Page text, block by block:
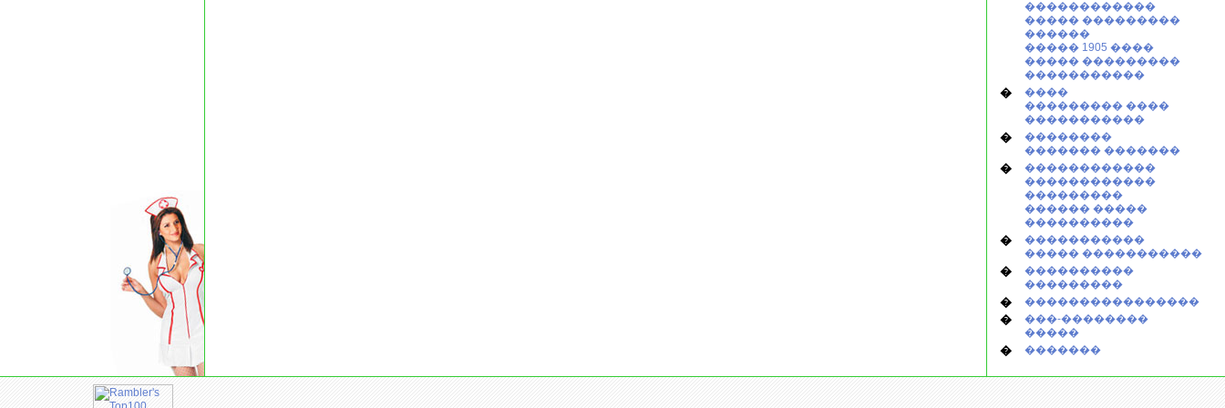
������������
����� ���������
������
����� 1905 ����
����� ���������
�����������
�
����
��������� ����
�����������
�
��������
������� �������
�
������������
������������
���������
������ �����
����������
�
�����������
����� �����������
�
����������
���������
� ����������������
�
���-��������
�����
� �������